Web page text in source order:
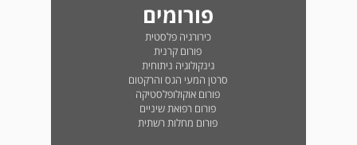
פורומים
כירורגיה פלסטית
פורום קרנית
גינקולוגיה ניתוחית
סרטן המעי הגס והרקטום
פורום אוקולופלסטיקה
פורום רפואת שיניים
פורום מחלות רשתית